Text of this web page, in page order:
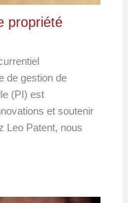
propriété
de gestion de
(PI) est
et soutenir
Leo Patent, nous